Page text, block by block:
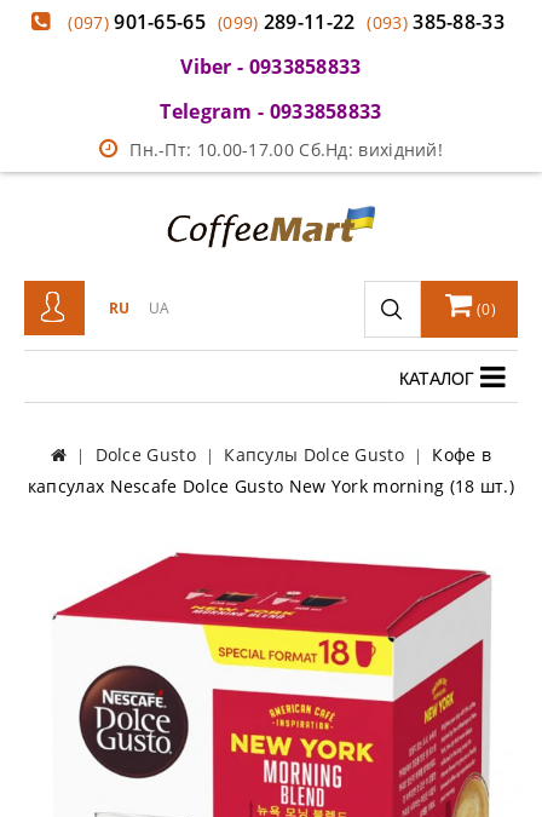
(097)901-65-65 (099) 289-11-22 (093)385-88-33
Viber - 0933858833
Telegram - 0933858833
Пн.-Пт: 10.00-17.00 Сб.Нд: вихідний!
RU UA (0)
КАТАЛОГ
Dolce Gusto Капсулы Dolce Gusto
Кофе в
капсулах Nescafe Dolce Gusto New York morning (18 шт.)